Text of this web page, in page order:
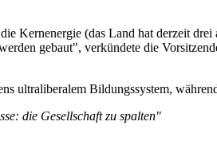
Kernenergie (das Land hat derzeit
gebaut", verkündete die
ultraliberalem Bildungssystem,
die Gesellschaft zu spalten"